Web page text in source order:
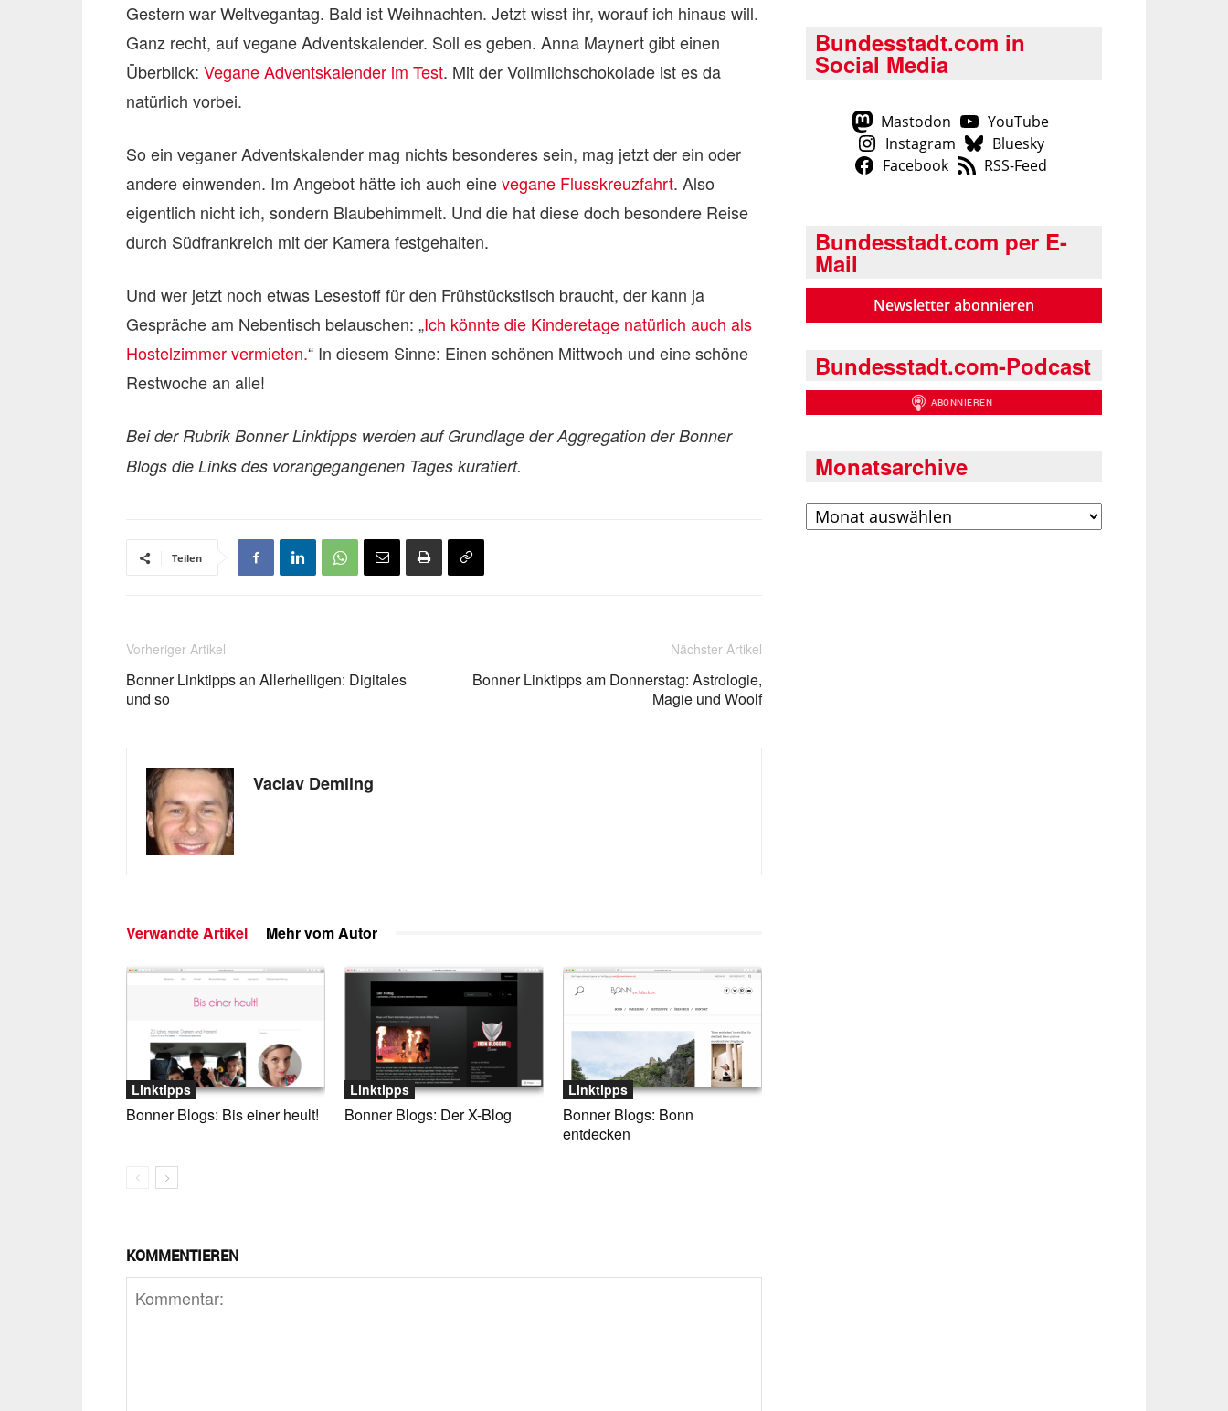
Gestern war Weltvegantag. Bald ist Weihnachten. Jetzt wisst ihr, worauf ich hinaus will.
Ganz recht, auf vegane Adventskalender. Soll es geben. Anna Maynert gibt einen
Überblick: Vegane Adventskalender im Test. Mit der Vollmilchschokolade ist es da
natürlich vorbei.
So ein veganer Adventskalender mag nichts besonderes sein, mag jetzt der ein oder
andere einwenden. Im Angebot hätte ich auch einevegane Flusskreuzfahrt. Also
eigentlich nicht ich, sondern Blaubehimmelt. Und die hat diese doch besondere Reise
durch Südfrankreich mit der Kamera festgehalten.
Und wer jetzt noch etwas Lesestoff für den Frühstückstisch braucht, der kann ja
Gespräche am Nebentisch belauschen: „Ich könnte die Kinderetage natürlich auch als
Hostelzimmer vermieten.“ In diesem Sinne: Einen schönen Mittwoch und eine schöne
Restwoche an alle!
Bei der Rubrik Bonner Linktipps werden auf Grundlage der Aggregation der Bonner
Blogs die Links des vorangegangenen Tages kuratiert.
Teilen
Vorheriger Artikel
Bonner Linktipps an Allerheiligen: Digitales
und so
Nächster Artikel
Bonner Linktipps am Donnerstag: Astrologie,
Magie und Woolf
Vaclav Demling
Verwandte Artikel Mehr vom Autor
Linktipps
Bonner Blogs: Bis einer heult!
Linktipps
Bonner Blogs: Der X-Blog
Linktipps
Bonner Blogs: Bonn
entdecken
KOMMENTIEREN
Bundesstadt.com in
Social Media
Mastodon
YouTube
Instagram
Bluesky
Facebook
RSS-Feed
Bundesstadt.com per E-
Mail
Newsletter abonnieren
Bundesstadt.com-Podcast
Monatsarchive
Archiv